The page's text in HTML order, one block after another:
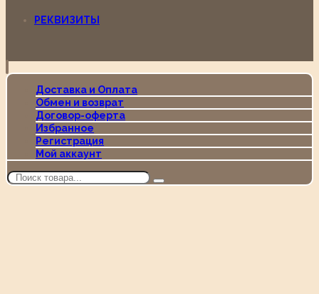
РЕКВИЗИТЫ
Доставка и Оплата
Обмен и возврат
Договор-оферта
Избранное
Регистрация
Мой аккаунт